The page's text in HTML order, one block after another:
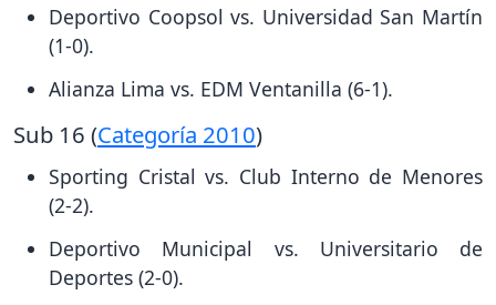
Deportivo Coopsol vs. Universidad San Martín
(1-0).
Alianza Lima vs. EDM Ventanilla (6-1).
Sub 16 (Categoría 2010)
Sporting Cristal vs. Club Interno de Menores
(2-2).
Deportivo Municipal vs. Universitario de
Deportes (2-0).